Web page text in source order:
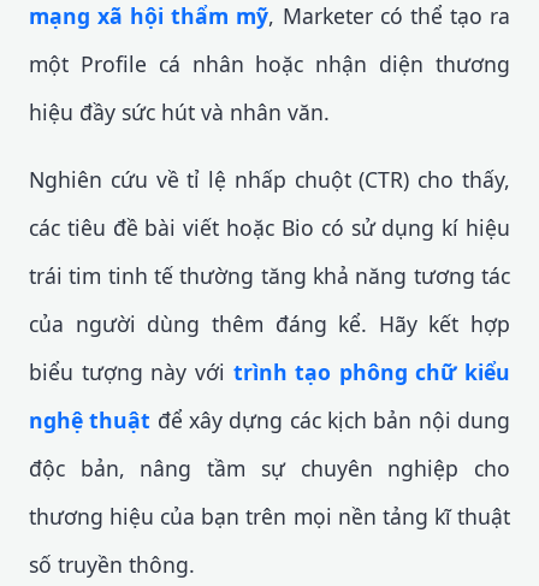
mạng xã hội thẩm mỹ, Marketer có thể tạo ra
một Profile cá nhân hoặc nhận diện thương
hiệu đầy sức hút và nhân văn.
Nghiên cứu về tỉ lệ nhấp chuột (CTR) cho thấy,
các tiêu đề bài viết hoặc Bio có sử dụng kí hiệu
trái tim tinh tế thường tăng khả năng tương tác
của người dùng thêm đáng kể. Hãy kết hợp
biểu tượng này với trình tạo phông chữ kiểu
nghệ thuật để xây dựng các kịch bản nội dung
độc bản, nâng tầm sự chuyên nghiệp cho
thương hiệu của bạn trên mọi nền tảng kĩ thuật
số truyền thông.